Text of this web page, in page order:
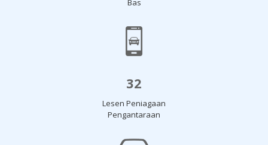
32
Lesen Peniagaan
Pengantaraan